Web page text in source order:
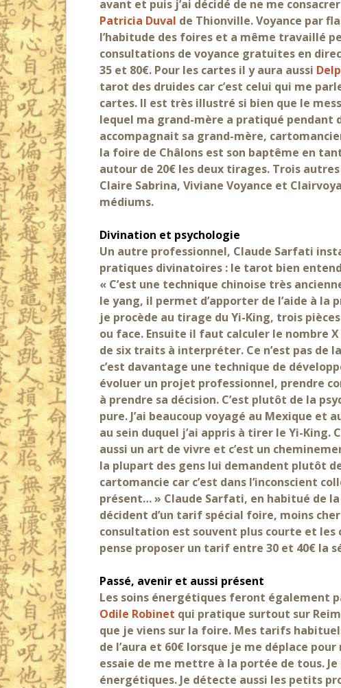
avant et puis j’ai décidé de ne me
Patricia Duval de Thionville. Voyance par
l’habitude des foires et a même travaillé
consultations de voyance gratuites en
35 et 80€. Pour les cartes il y aura aussi
tarot des druides car c’est celui qui me
cartes. Il est très illustré si bien que le
lequel ma grand-mère a pratiqué pendant
accompagnait sa grand-mère,
la foire de Châlons est son baptême en
autour de 20€ les deux tirages. Trois
Claire Sabrina, Viviane Voyance et
médiums.
Divination et psychologie
Un autre professionnel, Claude Sarfati
pratiques divinatoires : le tarot bien
« C’est une technique chinoise très
le yang, il permet d’apporter de l’aide à la
je procède au tirage du Yi-King, trois
ou face. Ensuite il faut calculer le nombre
de six traits à interpréter. Ce n’est pas de
c’est davantage une technique de
évoluer un projet professionnel, prendre
à prendre sa décision. C’est plutôt de la
pure. J’ai beaucoup voyagé au Mexique et
au sein duquel j’ai appris à tirer le Yi-King.
aussi un art de vivre et c’est un
la plupart des gens lui demandent plutôt
cartomancie car c’est dans l’inconscient
présent… » Claude Sarfati, en habitué de
décident d’un tarif spécial foire, moins
consultation est souvent plus courte et
pense proposer un tarif entre 30 et 40€ la
Passé, avenir et aussi présent
Les soins énergétiques feront également
Odile Robinet qui pratique surtout sur
que je viens sur la foire. Mes tarifs
de l’aura et 60€ lorsque je me déplace
essaie de me mettre à la portée de tous.
énergétiques. Je détecte aussi les petits